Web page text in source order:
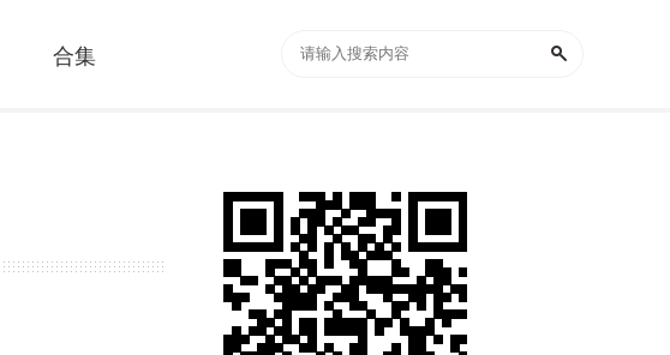
合集